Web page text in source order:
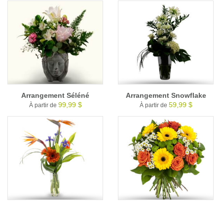
Arrangement Séléné
À partir de 99,99 $
Arrangement Snowflake
À partir de 59,99 $